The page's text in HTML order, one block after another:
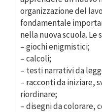
organizzazione del
fondamentale
nella nuova scuola. Le
– giochi enigmistici;
– calcoli;
– testi narrativi da
– racconti da iniziare,
riordinare;
– disegni da colorare,